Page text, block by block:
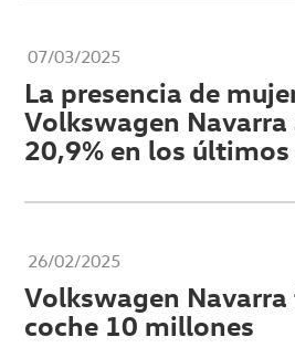
07/03/2025
La presencia de
Volkswagen
20,9% en los
26/02/2025
Volkswagen
coche 10 millones